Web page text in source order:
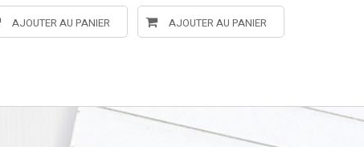
AJOUTER AU PANIER AJOUTER AU PANIER